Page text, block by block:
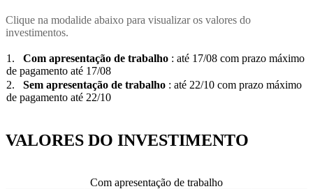
Clique na modalide abaixo para visualizar os valores do
investimentos.
1 . Com apresentação de trabalho : até 17/08 com prazo máximo
de pagamento até 17/08
2. Sem apresentação de trabalho : até 22/10 com prazo máximo
de pagamento até 22/10
VALORES DO INVESTIMENTO
Com apresentação de trabalho